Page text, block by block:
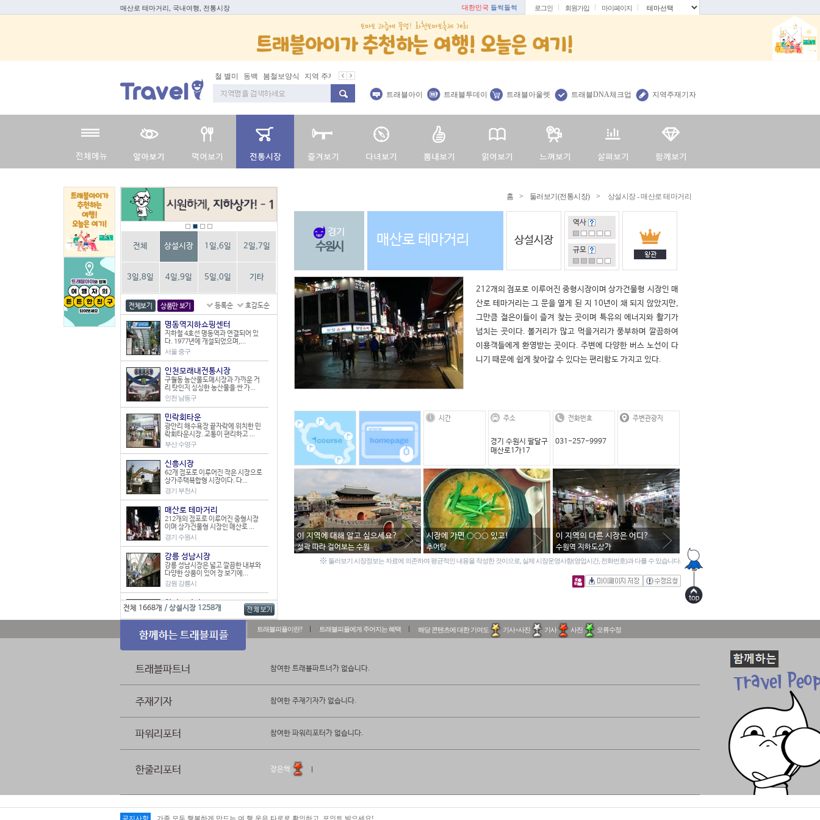
매산로 테마거리, 국내여행, 전통시장 대한민국 들썩들썩 로그인 회원가입 마이페이지
동백 봄철보양식 지역 주재기자 쇼 미 더 트래블아이
트래블아이 트래블투데이 트래블아울렛 트래블DNA체크업 지역주재기자
전체 상설시장 1일,6일 2일,7일
3일,8일 4일,9일 5일,0일 기타
등록순 호감도순
전체보기 상품만 보기
명동역지하쇼핑센터
지하철 4호선 명동역과 연결되어 있
다. 1977년에 개설되었으며,...
서울 중구
인천모래내전통시장
구월동 농산물도매시장과 가까운 거
리 탓인지 싱싱한 농산물을 싼 가...
인천 남동구
민락회타운
광안리 해수욕장 끝자락에 위치한 민
락회타운시장. 교통이 편리하고 ...
부산 수영구
신흥시장
62개 점포로 이루어진 작은 시장으로
상가주택복합형 시장이다. 다...
경기 부천시
매산로 테마거리
212개의 점포로 이루어진 중형시장
이며 상가건물형 시장인 매산로 ...
경기 수원시
강릉 성남시장
강릉 성남시장은 넓고 깔끔한 내부와
다양한 상품이 있어 장 보기에...
강원 강릉시
한라프라자
스포츠, 완구, 공방, 생활용품 등 식품
을 제외한 물품들을 판매하...
경남 거제시
문산시장
시장은 23개 점포로 이루어진 ...
경남 진주시
남본시장
예천군 남본리에 있는 시장. 1914년
매화시장은 지금은 그 규모가 매우 영
경북 울진군
전체 1668개 / 상설시장 1258개
홈 > 둘러보기(전통시장) > 상설시장 - 매산로 테마거리
경기
수원시 매산로 테마거리 상설시장
역사
규모
212개의 점포로 이루어진 중형시장이며 상가건물형 시장인 매
산로 테마거리는 그 문을 열게 된 지 10년이 채 되지 않았지만,
그만큼 젊은이들이 즐겨 찾는 곳이며 특유의 에너지와 활기가
넘치는 곳이다. 볼거리가 많고 먹을거리가 풍부하며 깔끔하여
이용객들에게 환영받는 곳이다. 주변에 다양한 버스 노선이 다
니기 때문에 쉽게 찾아갈 수 있다는 편리함도 가지고 있다.
시간 주소
경기 수원시 팔달구
매산로1가17
전화번호
031-257-9997
주변관광지
이 지역에 대해 알고 싶으세요?
성곽 따라 걸어보는 수원
시장에 가면 ○○○ 있고!
추어탕
이 지역의 다른 시장은 어디?
수원역 지하도상가
※ 둘러보기 시장정보는 자료에 의존하여 평균적인 내용을 작성한 것이으로, 실제 시장운영사항(영업시간, 전화번호)과 다를 수 있습니다.
트래블피플이란? 트래블피플에게 주어지는 혜택 해당 콘텐츠에 대한 기여도 기사+사진 기사 사진 오류수정
트래블파트너 참여한 트래블파트너가 없습니다.
주재기자 참여한 주재기자가 없습니다.
파워리포터 참여한 파워리포터가 없습니다.
한줄리포터 장은혁
공지사항 가족 모두 행복하게 만드는 여.행.운은 타로로 확인하고, 포인트 받으세요!